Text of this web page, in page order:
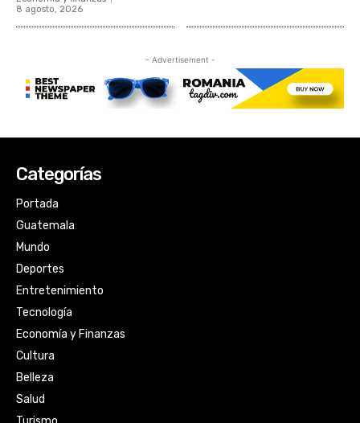
Categorías
Portada
Guatemala
Mundo
Deportes
Entretenimiento
Tecnología
Economía y Finanzas
Cultura
Belleza
Salud